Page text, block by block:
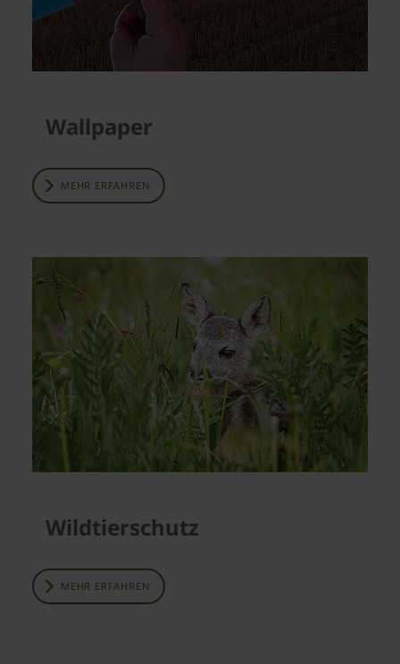
Wallpaper
MEHR ERFAHREN
Wildtierschutz
MEHR ERFAHREN